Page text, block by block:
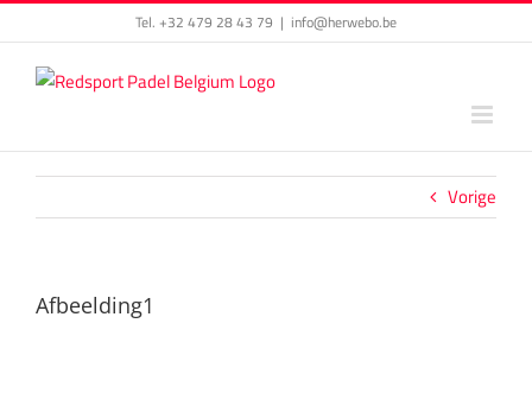
to
content
Tel. +32 479 28 43 79 | info@herwebo.be
Vorige
Afbeelding1